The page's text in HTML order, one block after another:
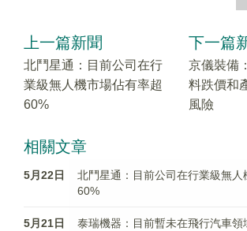
上一篇新聞
北鬥星通：目前公司在行
業級無人機市場佔有率超
60%
下一篇
京儀裝備
料跌價和
風險
相關文章
5月22日
北鬥星通：目前公司在行業級無人
60%
5月21日 泰瑞機器：目前暫未在飛行汽車領